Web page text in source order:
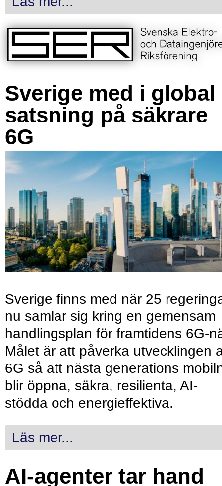
Sverige med i global
satsning på säkrare
6G
Sverige finns med när 25
nu samlar sig kring en gemensam
handlingsplan för framtidens 6G-
Målet är att påverka utvecklingen
6G så att nästa generations
blir öppna, säkra, resilienta, AI-
stödda och energieffektiva.
Läs mer...
AI-agenter tar hand